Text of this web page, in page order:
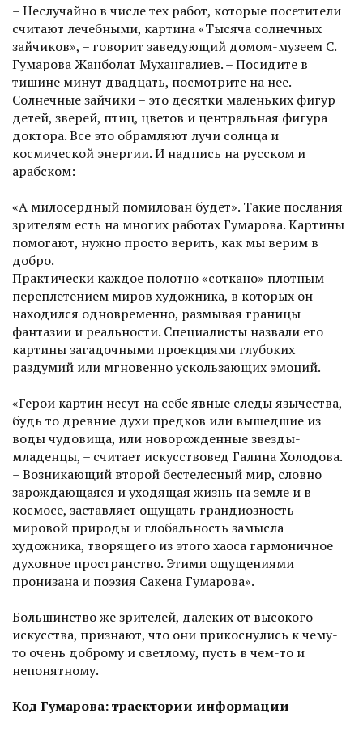
– Неслучайно в числе тех работ, которые посетители
считают лечебными, картина «Тысяча солнечных
зайчиков», – говорит заведующий домом-музеем С.
Гумарова Жанболат Мухангалиев. – Посидите в
тишине минут двадцать, посмотрите на нее.
Солнечные зайчики – это десятки маленьких фигур
детей, зверей, птиц, цветов и центральная фигура
доктора. Все это обрамляют лучи солн­ца и
космической энергии. И надпись на русском и
арабском:
«А милосердный помилован будет». Такие послания
зрителям есть на многих работах Гумарова. Картины
помогают, нужно просто верить, как мы верим в
добро.
Практически каждое полотно «соткано» плотным
переплетением миров художника, в которых он
находился одновременно, размывая границы
фантазии и реальности. Специалисты назвали его
картины загадочными проекциями глубоких
раздумий или мгновенно ускользающих эмоций.
«Герои картин несут на себе явные следы язычества,
будь то древние духи предков или вышедшие из
воды чудовища, или новорожденные звезды-
младенцы, – считает искусствовед Галина Холодова.
– Возникающий второй бестелесный мир, словно
зарождающаяся и уходящая жизнь на земле и в
космосе, заставляет ощущать грандиозность
мировой природы и глобальность замысла
художника, творящего из этого хаоса гармоничное
духовное пространство. Этими ощущения­ми
пронизана и поэзия Сакена Гумарова».
Большинство же зрителей, далеких от высокого
искусства, признают, что они прикоснулись к чему-
то очень доброму и светлому, пусть в чем-то и
непонятному.
Код Гумарова: траектории информации